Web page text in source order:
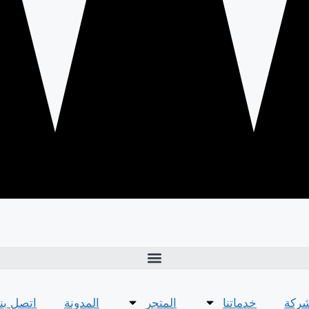
خدماتنا المتجر المدونة اتصل